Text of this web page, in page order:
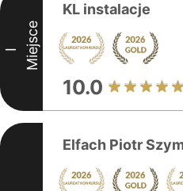
I Miejsce
KL instalacje
10.0
Elfach Piotr